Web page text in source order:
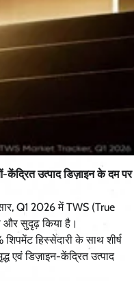
उत्पाद डिज़ाइन के दम पर
Q1 2026 में TWS (True
और सुदृढ़ किया है।
हिस्सेदारी के साथ शीर्ष
एवं डिज़ाइन-केंद्रित उत्पाद